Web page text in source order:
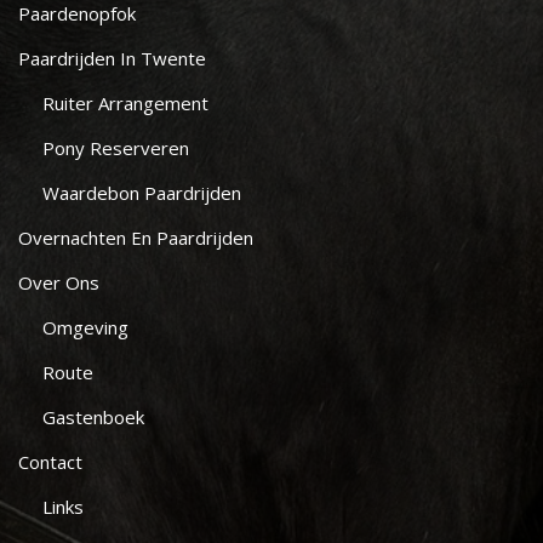
Paardenopfok
Paardrijden In Twente
Ruiter Arrangement
Pony Reserveren
Waardebon Paardrijden
Overnachten En Paardrijden
Over Ons
Omgeving
Route
Gastenboek
Contact
Links